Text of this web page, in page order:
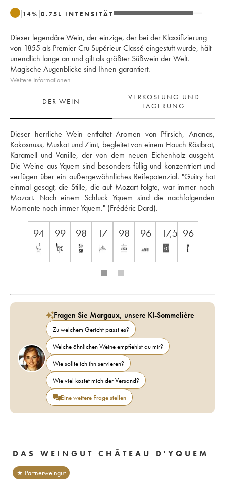
14% 0.75 L INTENSITÄT
Dieser legendäre Wein, der einzige, der bei der Klassifizierung
von 1855 als Premier Cru Supérieur Classé eingestuft wurde, hält
unendlich lange an und gilt als größter Süßwein der Welt.
Magische Augenblicke sind Ihnen garantiert.
Weitere Informationen
DER WEIN
VERKOSTUNG UND
LAGERUNG
Dieser herrliche Wein entfaltet Aromen von Pfirsich, Ananas,
Kokosnuss, Muskat und Zimt, begleitet von einem Hauch Röstbrot,
Karamell und Vanille, der von dem neuen Eichenholz ausgeht.
Die Weine aus Yquem sind besonders füllig und konzentriert und
verfügen über ein außergewöhnliches Reifepotenzial. "Guitry hat
einmal gesagt, die Stille, die auf Mozart folgte, war immer noch
Mozart. Nach einem Schluck Yquem sind die nachfolgenden
Momente noch immer Yquem." (Frédéric Dard).
94 99 98 17 98 96 17,5/20
96
Fragen Sie Margaux, unsere KI-Sommelière
Zu welchem Gericht passt es?
Welche ähnlichen Weine empfiehlst du mir?
Wie sollte ich ihn servieren?
Wie viel kostet mich der Versand?
Eine weitere Frage stellen
DAS WEINGUT CHÂTEAU D'YQUEM
★ Partnerweingut